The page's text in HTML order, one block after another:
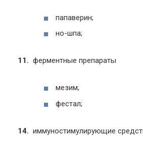
папаверин;
но-шпа;
ферментные препараты
мезим;
фестал;
иммуностимулирующие